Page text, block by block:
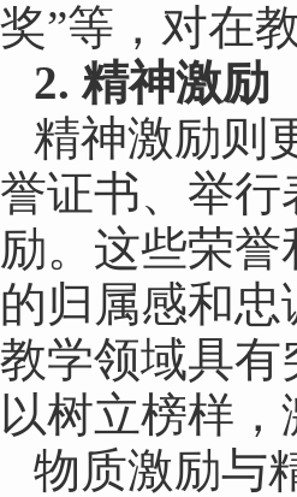
奖”等，对在
2. 精神激励
精神激励则
誉证书、举
励。这些荣
的归属感和
教学领域具
以树立榜样
物质激励与